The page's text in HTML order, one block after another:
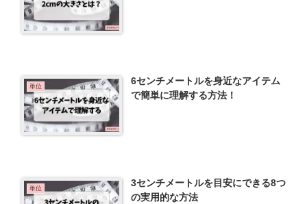
単位
6センチメートルを身近なアイテム
で簡単に理解する方法！
単位
3センチメートルを目安にできる8つ
の実用的な方法